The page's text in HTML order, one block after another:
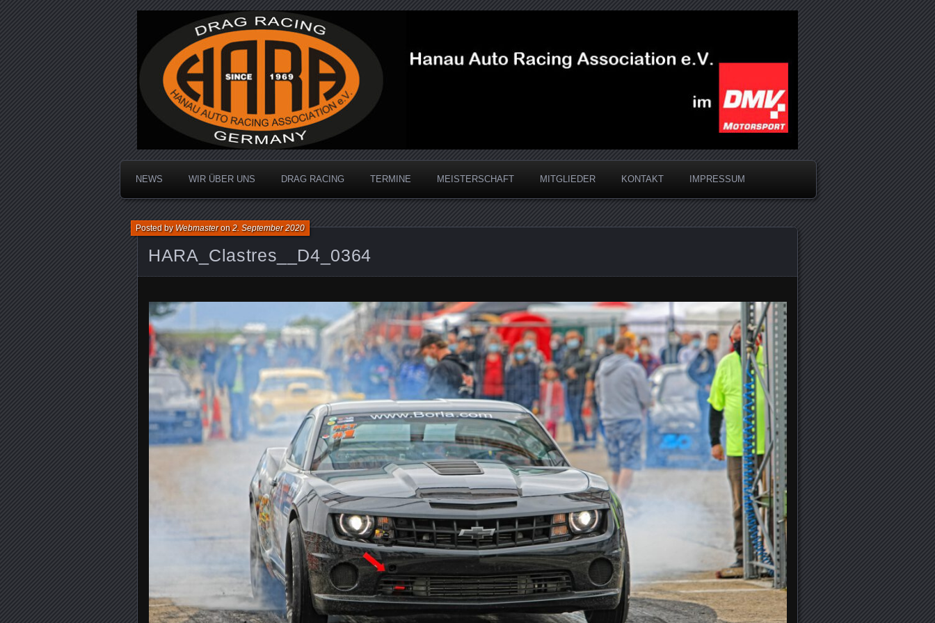
Hanau Auto Racing Association
Dragracing auf der 1/4 Meile
NEWS WIR ÜBER UNS DRAG RACING TERMINE MEISTERSCHAFT MITGLIEDER KONTAKT IMPRESSUM
HARA_Clastres__D4_0364
Posted byWebmasteron2. September 2020